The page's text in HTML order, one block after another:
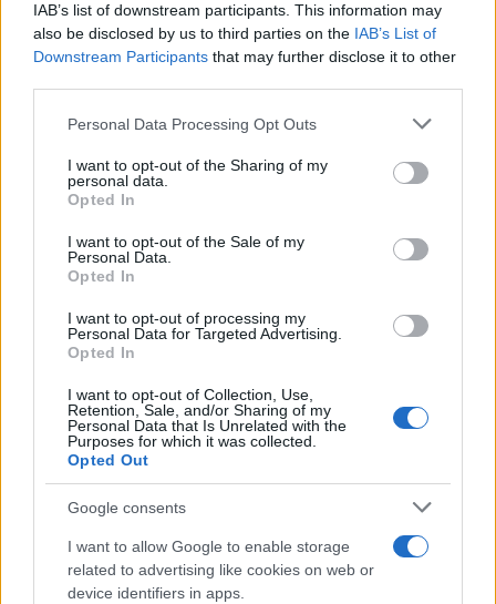
IAB’s list of downstream participants. This information may
also be disclosed by us to third parties on the IAB’s List of
Downstream Participants that may further disclose it to other
Please note that this website/app uses one or more Google
not limited to your visit or usage behaviour. You may click to
grant or deny consent to Google and its third-party tags to
use your data for below specified purposes in below Google
consent section.
Personal Data Processing Opt Outs
I want to opt-out of the Sharing of my
personal data.
Opted In
I want to opt-out of the Sale of my
Personal Data.
Opted In
I want to opt-out of processing my
Personal Data for Targeted Advertising.
Opted In
I want to opt-out of Collection, Use,
Retention, Sale, and/or Sharing of my
Personal Data that Is Unrelated with the
Purposes for which it was collected.
Opted Out
Google consents
I want to allow Google to enable storage
related to advertising like cookies on web or
device identifiers in apps.
Share:
τελευταία νέατης ημέρας
Πιο δημοφιλή
Έφυγαν οι συνεργάτες, μένει η Μαρία
Καρυστιανού - Η επόμενη μέρα για την
«Ελπίδα για τη Δημοκρατία»
Συγκίνηση στο τελευταίο αντίο στον Λάκη
Χαλκιά: Με την «Φάμπρικα», λαούτο και
κλαρίνα αποχαιρέτησαν την εμβληματική
φωνή της μεταπολίτευσης
Ο Κώστας Σαμαράς δημοσίευσε μία παιδική
φωτογραφία για την επέτειο θανάτου της
αδελφής του, Λένας
Ποιος είναι ο ελληνοκύπριος Sir Ντέμης
Χασάμπης: Από το σκάκι, στο Νόμπελ
Χημείας και στο «τιμόνι» της AI της Google